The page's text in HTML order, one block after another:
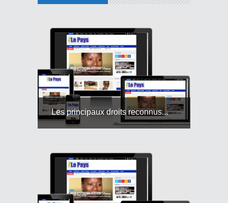
Les principaux droits reconnus...